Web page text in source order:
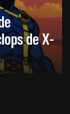
de X-